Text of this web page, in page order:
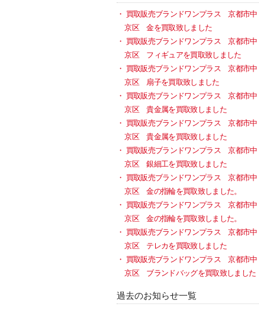
買取販売ブランドワンプラス 京都市中
京区 金を買取致しました
買取販売ブランドワンプラス 京都市中
京区 フィギュアを買取致しました
買取販売ブランドワンプラス 京都市中
京区 扇子を買取致しました
買取販売ブランドワンプラス 京都市中
京区 貴金属を買取致しました
買取販売ブランドワンプラス 京都市中
京区 貴金属を買取致しました
買取販売ブランドワンプラス 京都市中
京区 銀細工を買取致しました
買取販売ブランドワンプラス 京都市中
京区 金の指輪を買取致しました。
買取販売ブランドワンプラス 京都市中
京区 金の指輪を買取致しました。
買取販売ブランドワンプラス 京都市中
京区 テレカを買取致しました
買取販売ブランドワンプラス 京都市中
京区 ブランドバッグを買取致しました
過去のお知らせ一覧